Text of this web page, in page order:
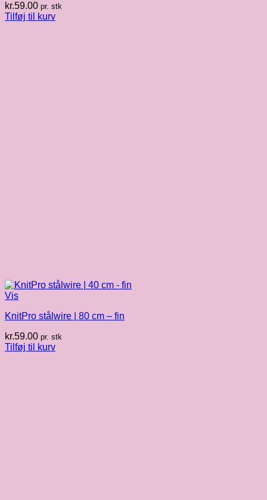
kr.59.00 pr. stk
Tilføj til kurv
Vis
KnitPro stålwire | 80 cm – fin
kr.59.00 pr. stk
Tilføj til kurv